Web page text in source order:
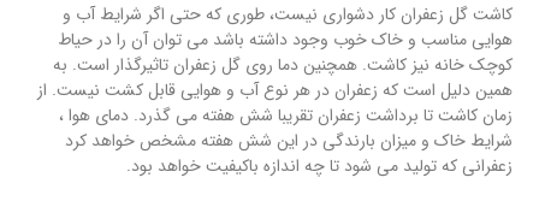
کاشت گل زعفران کار دشواری نیست، طوری که حتی اگر شرایط آب و
هوایی مناسب و خاک خوب وجود داشته باشد می توان آن را در حیاط
کوچک خانه نیز کاشت. همچنین دما روی گل زعفران تاثیرگذار است. به
همین دلیل است که زعفران در هر نوع آب و هوایی قابل کشت نیست. از
زمان کاشت تا برداشت زعفران تقریبا شش هفته می گذرد. دمای هوا ،
شرایط خاک و میزان بارندگی در این شش هفته مشخص خواهد کرد
زعفرانی که تولید می شود تا چه اندازه باکیفیت خواهد بود.